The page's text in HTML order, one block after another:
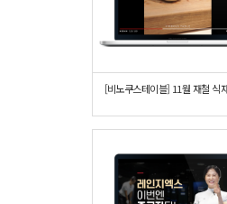
[비노쿠스테이블] 11월 재철 식